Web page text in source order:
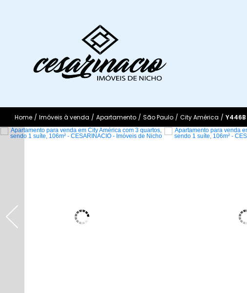
Home / Imóveis à venda / Apartamento / São Paulo / City América / Y446B